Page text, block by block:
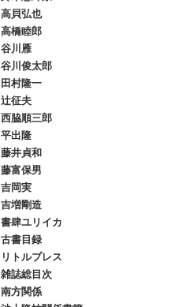
高貝弘也
高橋睦郎
谷川雁
谷川俊太郎
田村隆一
辻征夫
西脇順三郎
平出隆
藤井貞和
藤富保男
吉岡実
吉増剛造
書肆ユリイカ
古書目録
リトルプレス
雑誌総目次
南方関係